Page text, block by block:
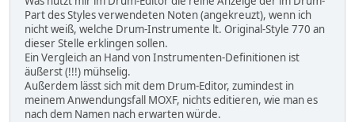
Part des Styles verwendeten Noten (angekreuzt), wenn ich
nicht weiß, welche Drum-Instrumente lt. Original-Style 770 an
dieser Stelle erklingen sollen.
Ein Vergleich an Hand von Instrumenten-Definitionen ist
äußerst (!!!) mühselig.
Außerdem lässt sich mit dem Drum-Editor, zumindest in
meinem Anwendungsfall MOXF, nichts editieren, wie man es
nach dem Namen nach erwarten würde.